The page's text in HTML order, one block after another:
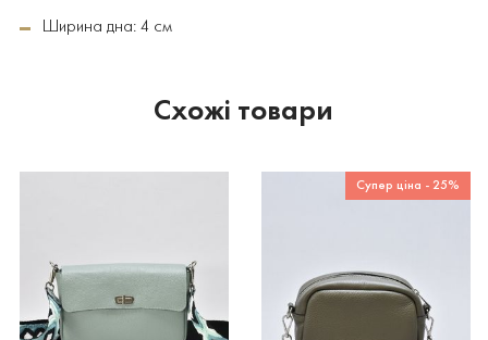
Ширина дна: 4 см
Схожі товари
Супер ціна - 25%